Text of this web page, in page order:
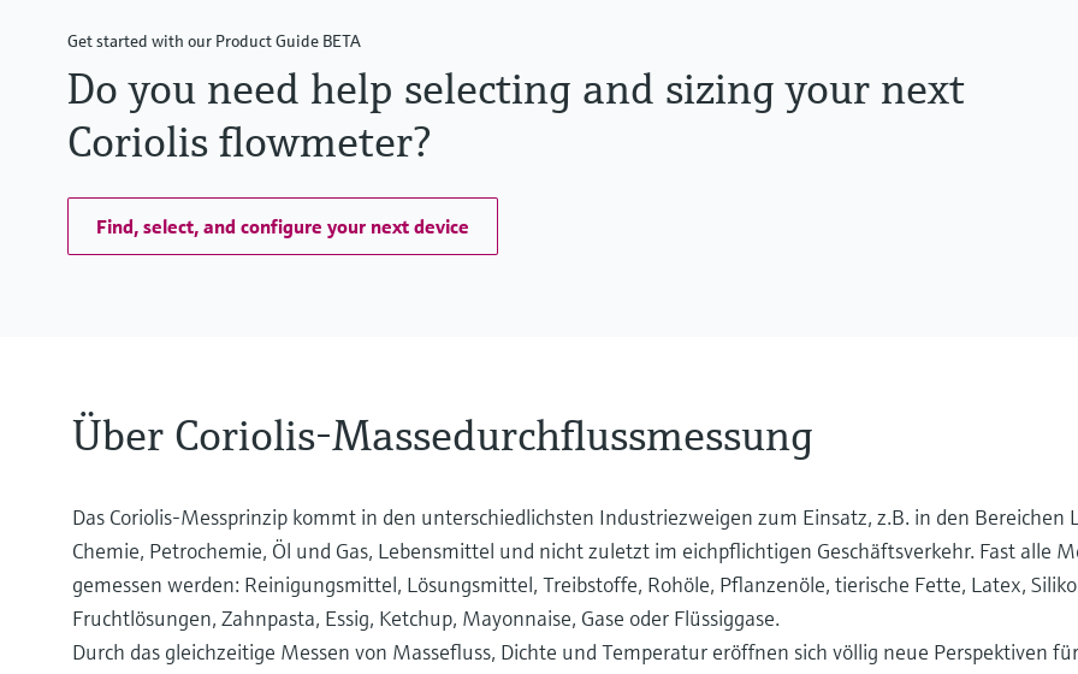
Get started with our Product Guide BETA
Do you need help selecting and sizing your next
Coriolis flowmeter?
Find, select, and configure your next device
Über Coriolis-Massedurchflussmessung
Das Coriolis-Messprinzip kommt in den unterschiedlichsten Industriezweigen zum Einsatz, z.B. in den Bereichen
Chemie, Petrochemie, Öl und Gas, Lebensmittel und nicht zuletzt im eichpflichtigen Geschäftsverkehr. Fast alle
gemessen werden: Reinigungsmittel, Lösungsmittel, Treibstoffe, Rohöle, Pflanzenöle, tierische Fette, Latex,
Fruchtlösungen, Zahnpasta, Essig, Ketchup, Mayonnaise, Gase oder Flüssiggase.
Durch das gleichzeitige Messen von Massefluss, Dichte und Temperatur eröffnen sich völlig neue Perspektiven